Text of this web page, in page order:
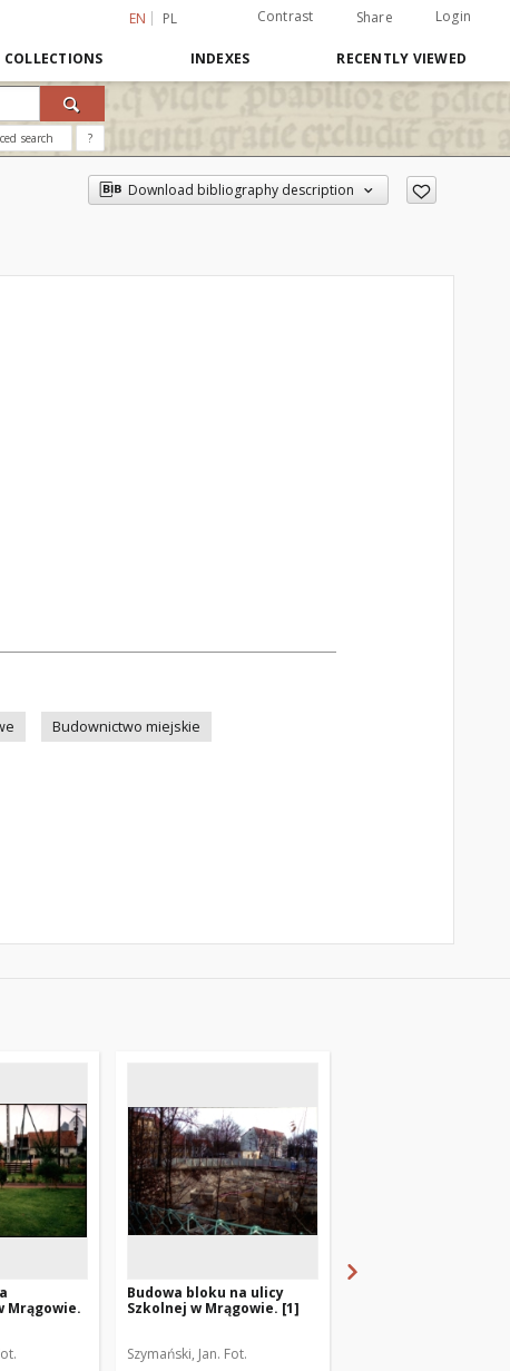
EN PL Contrast Share Login
COLLECTIONS INDEXES RECENTLY VIEWED
search ?
Download bibliography description
Budownictwo miejskie
Mrągowie.
Budowa bloku na ulicy
Szkolnej w Mrągowie. [1]
Szymański, Jan. Fot.